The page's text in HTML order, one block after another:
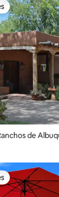
dos hóspedes
de
dos hóspedes